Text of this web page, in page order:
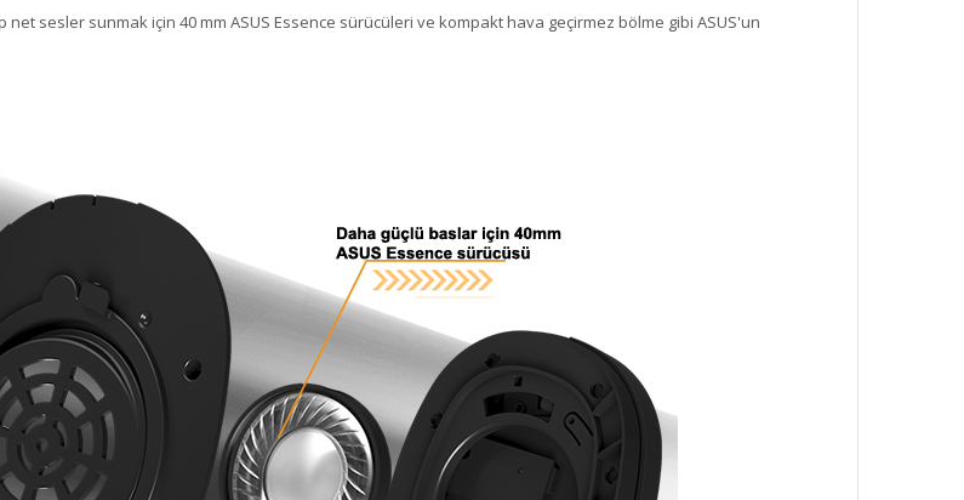
sesler sunmak için 40 mm ASUS Essence sürücüleri ve kompakt hava geçirmez bölme gibi ASUS'un